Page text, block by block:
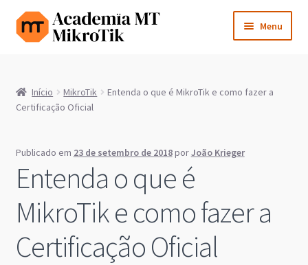
Pular
para
Pular
para
Menu
Consultoria
Aprenda MikroTik
Blog
Sobre
Início MikroTik
Entenda o que é MikroTik e como fazer a
Certificação Oficial
Publicado em 23 de setembro de 2018porJoão Krieger
Entenda o que é
MikroTik e como fazer a
Certificação Oficial